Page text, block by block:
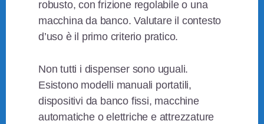
robusto, con frizione regolabile o una
macchina da banco. Valutare il contesto
d’uso è il primo criterio pratico.
Non tutti i dispenser sono uguali.
Esistono modelli manuali portatili,
dispositivi da banco fissi, macchine
automatiche o elettriche e attrezzature